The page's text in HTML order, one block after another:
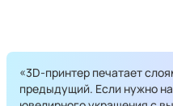
«3D-принтер печатает
предыдущий. Если нужно